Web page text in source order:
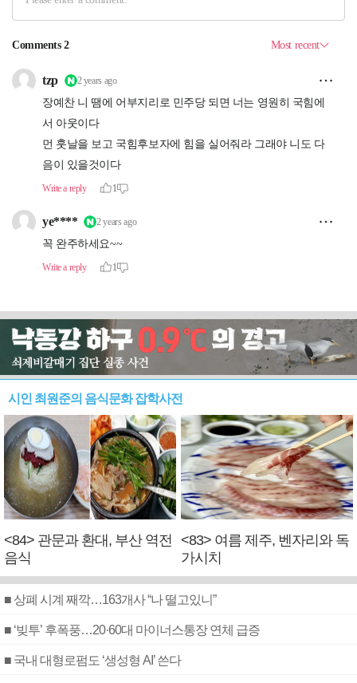
시인 최원준의 음식문화 잡학사전
<84> 관문과 환대, 부산 역전
음식
<83> 여름 제주, 벤자리와 독
가시치
■ 상폐 시계 째깍…163개사 “나 떨고있니”
■ ‘빚투’ 후폭풍…20·60대 마이너스통장 연체 급증
■ 국내 대형로펌도 ‘생성형 AI’ 쓴다